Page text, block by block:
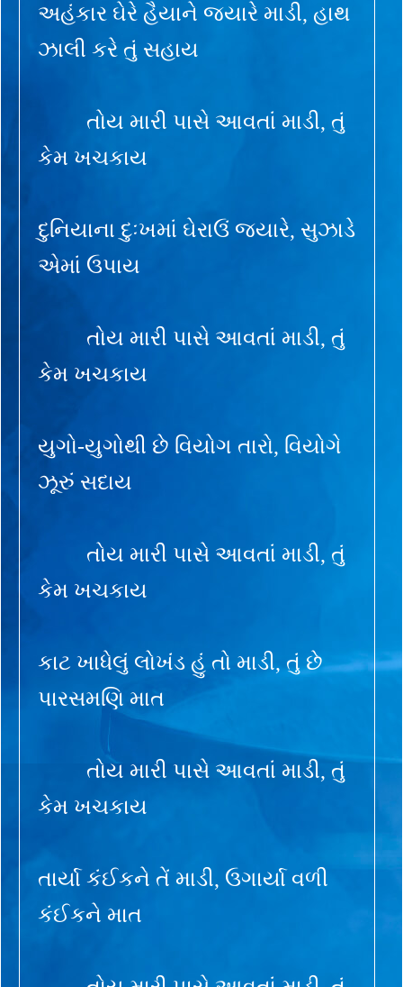
અહંકાર ઘેરે હૈયાને જ્યારે માડી, હાથ
ઝાલી કરે તું સહાય
તોય મારી પાસે આવતાં માડી, તું
કેમ ખચકાય
દુનિયાના દુઃખમાં ઘેરાઉં જ્યારે, સુઝાડે
એમાં ઉપાય
તોય મારી પાસે આવતાં માડી, તું
કેમ ખચકાય
યુગો-યુગોથી છે વિયોગ તારો, વિયોગે
ઝૂરું સદાય
તોય મારી પાસે આવતાં માડી, તું
કેમ ખચકાય
કાટ ખાધેલું લોખંડ હું તો માડી, તું છે
પારસમણિ માત
તોય મારી પાસે આવતાં માડી, તું
કેમ ખચકાય
તાર્યા કંઈકને તેં માડી, ઉગાર્યા વળી
કંઈકને માત